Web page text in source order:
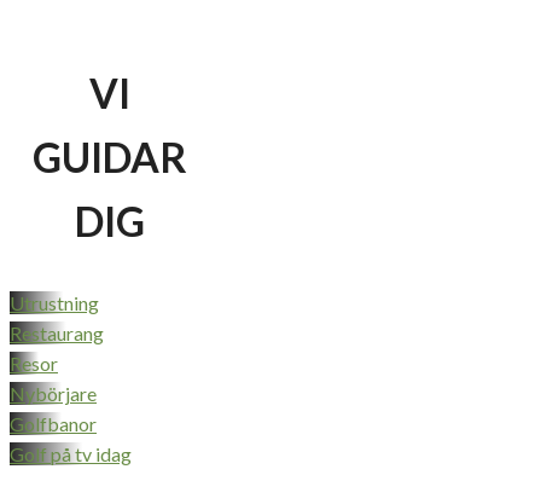
VI
GUIDAR
DIG
Utrustning
Restaurang
Resor
Nybörjare
Golfbanor
Golf på tv idag